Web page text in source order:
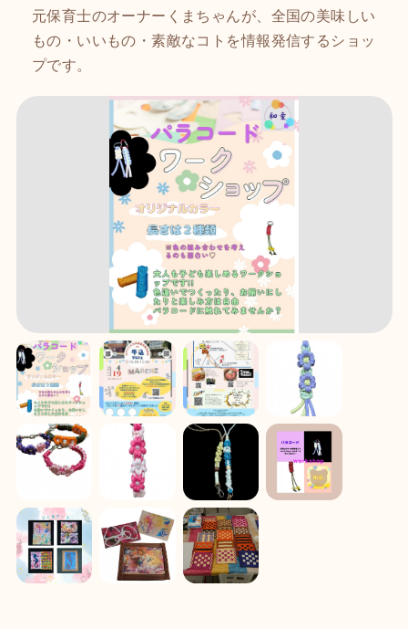
元保育士のオーナーくまちゃんが、全国の美味しい
もの・いいもの・素敵なコトを情報発信するショッ
プです。